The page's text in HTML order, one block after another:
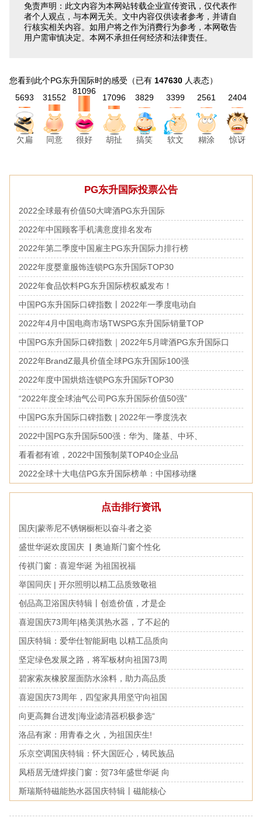
免责声明：此文内容为本网站转载企业宣传资讯，仅代表作
者个人观点，与本网无关。文中内容仅供读者参考，并请自
行核实相关内容。如用户将之作为消费行为参考，本网敬告
用户需审慎决定。本网不承担任何经济和法律责任。
您看到此个PG东升国际时的感受 （已有 147630 人表态）
5693
欠扁
31552
同意
81096
很好
17096
胡扯
3829
搞笑
3399
软文
2561
糊涂
2404
惊讶
PG东升国际投票公告
2022全球最有价值50大啤酒PG东升国际
2022年中国顾客手机满意度排名发布
2022年第二季度中国雇主PG东升国际力排行榜
2022年度婴童服饰连锁PG东升国际TOP30
2022年食品饮料PG东升国际榜权威发布！
中国PG东升国际口碑指数丨2022年一季度电动自
2022年4月中国电商市场TWSPG东升国际销量TOP
中国PG东升国际口碑指数｜2022年5月啤酒PG东升国际口
2022年BrandZ最具价值全球PG东升国际100强
2022年度中国烘焙连锁PG东升国际TOP30
“2022年度全球油气公司PG东升国际价值50强”
中国PG东升国际口碑指数 | 2022年一季度洗衣
2022中国PG东升国际500强：华为、隆基、中环、
看看都有谁，2022中国预制菜TOP40企业品
2022全球十大电信PG东升国际榜单：中国移动继
点击排行资讯
国庆|蒙蒂尼不锈钢橱柜以奋斗者之姿
盛世华诞欢度国庆 ▏奥迪斯门窗个性化
传祺门窗：喜迎华诞 为祖国祝福
举国同庆 | 开尔照明以精工品质致敬祖
创品高卫浴国庆特辑丨创造价值，才是企
喜迎国庆73周年|格美淇热水器，了不起的
国庆特辑：爱华仕智能厨电 以精工品质向
坚定绿色发展之路，将军板材向祖国73周
碧家索灰橡胶屋面防水涂料，助力高品质
喜迎国庆73周年，四玺家具用坚守向祖国
向更高舞台进发|海业滤清器积极参选“
洛品有家：用青春之火，为祖国庆生!
乐京空调国庆特辑：怀大国匠心，铸民族品
凤梧居无缝焊接门窗：贺73年盛世华诞 向
斯瑞斯特磁能热水器国庆特辑丨磁能核心